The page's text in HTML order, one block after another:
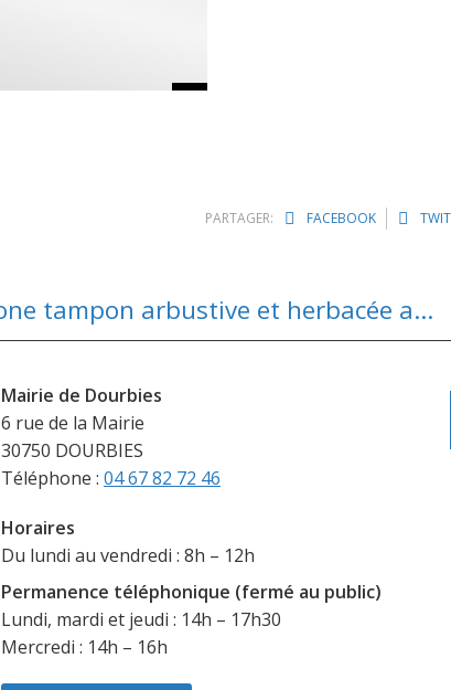
PARTAGER: FACEBOOK
Création d’une zone tampon arbustive et herbacée aux Laupies
Mairie de Dourbies
6 rue de la Mairie
30750 DOURBIES
Téléphone : 04 67 82 72 46
Horaires
Du lundi au vendredi : 8h – 12h
Permanence téléphonique (fermé au public)
Lundi, mardi et jeudi : 14h – 17h30
Mercredi : 14h – 16h